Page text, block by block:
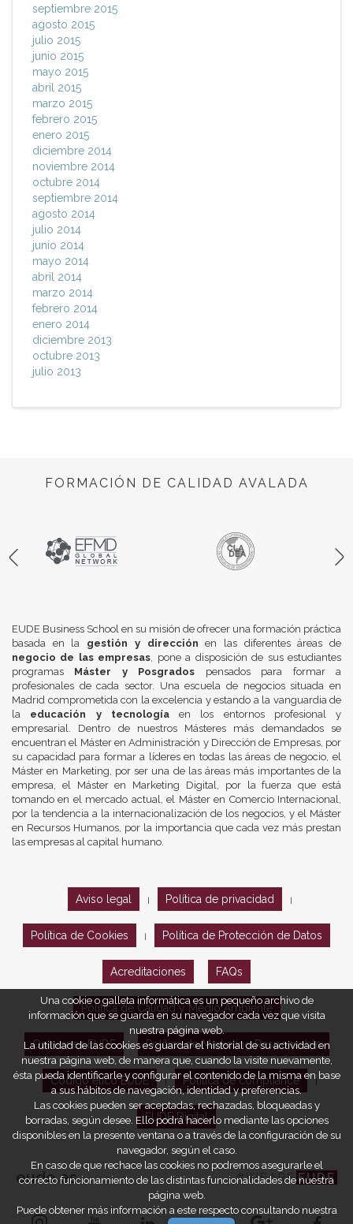
septiembre 2015
agosto 2015
julio 2015
junio 2015
mayo 2015
abril 2015
marzo 2015
febrero 2015
enero 2015
diciembre 2014
noviembre 2014
octubre 2014
septiembre 2014
agosto 2014
julio 2014
junio 2014
mayo 2014
abril 2014
marzo 2014
febrero 2014
enero 2014
diciembre 2013
octubre 2013
julio 2013
FORMACIÓN DE CALIDAD AVALADA
EUDE Business School en su misión de ofrecer una formación práctica
basada en la gestión y dirección en las diferentes áreas de
negocio de las empresas , pone a disposición de sus estudiantes
programas Máster y Posgrados pensados para formar a
profesionales de cada sector. Una escuela de negocios situada en
Madrid comprometida con la excelencia y estando a la vanguardia de
la educación y tecnologíaen los entornos profesional y
empresarial. Dentro de nuestros Másteres más demandados se
encuentran el Máster en Administración y Dirección de Empresas, por
su capacidad para formar a líderes en todas las áreas de negocio, el
Máster en Marketing, por ser una de las áreas más importantes de la
empresa, el Máster en Marketing Digital, por la fuerza que está
tomando en el mercado actual, el Máster en Comercio Internacional,
por la tendencia a la internacionalización de los negocios, y el Máster
en Recursos Humanos, por la importancia que cada vez más prestan
las empresas al capital humano.
Aviso legal Política de privacidad
Política de Cookies Política de Protección de Datos
Acreditaciones FAQs
Política de Calidad y Medio Ambiente
Opiniones EUDE Política de Marketing Responsable
Código ético EUDE Política de compliance
EUDE Digital
eude.es #WEAREEUDE
Una cookie o galleta informática es un pequeño archivo de
información que se guarda en su navegador cada vez que visita
nuestra página web.
La utilidad de las cookies es guardar el historial de su actividad en
nuestra página web, de manera que, cuando la visite nuevamente,
ésta pueda identificarle y configurar el contenido de la misma en base
a sus hábitos de navegación, identidad y preferencias.
Las cookies pueden ser aceptadas, rechazadas, bloqueadas y
borradas, según desee. Ello podrá hacerlo mediante las opciones
disponibles en la presente ventana o a través de la configuración de su
navegador, según el caso.
En caso de que rechace las cookies no podremos asegurarle el
correcto funcionamiento de las distintas funcionalidades de nuestra
página web.
Puede obtener más información a este respecto consultando nuestra